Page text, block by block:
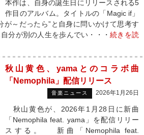
本作は、自身の誕生日にリリースされる5
作目のアルバム。タイトルの「Magic if」
が～だったら”と自身に問いかけて思考す
分が別の人生を歩んでい・・・続きを読
秋山黄色、yamaとのコラボ曲
「Nemophila」配信リリース
音楽ニュース 2026年1月26日
秋山黄色が、2026年1月28日に新曲
「Nemophila feat. yama」を配信リリー
スする。 新曲「Nemophila feat.